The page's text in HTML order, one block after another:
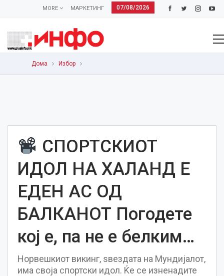
07/08/2026
МАРКЕТИНГ
MORE
Дома Избор
СПОРТСКИОТ
ИДОЛ НА ХАЛАНД Е
ЕДЕН АС ОД
БАЛКАНОТ Погодете
кој е, па не е белким…
Норвешкиот викинг, ѕвездата на Мундијалот,
има своја спортски идол. Ќе се изненадите